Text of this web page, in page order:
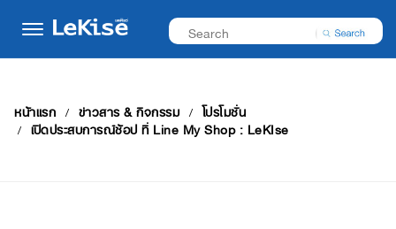
หน้าแรก ข่าวสาร & กิจกรรม โปรโมชั่น
เปิดประสบการณ์ช้อป ที่ Line My Shop : LeKIse